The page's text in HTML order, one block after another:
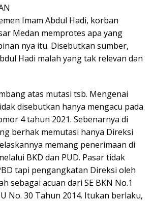
Imam Abdul Hadi, korban
Medan memprotes apa yang
nya itu. Disebutkan sumber,
Hadi malah yang tak relevan dan
atas mutasi tsb. Mengenai
disebutkan hanya mengacu pada
4 tahun 2021. Sebenarnya di
berhak memutasi hanya Direksi
memang penerimaan di
BKD dan PUD. Pasar tidak
tapi pengangkatan Direksi oleh
sebagai acuan dari SE BKN No.1
No. 30 Tahun 2014. Itukan berlaku,